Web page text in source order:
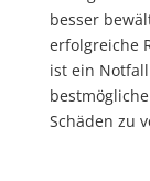
besser
erfolgreiche
ist ein
Schäden zu